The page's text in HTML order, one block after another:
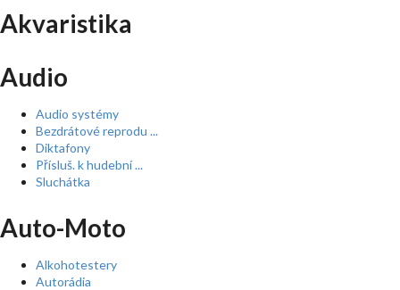
Akvaristika
Audio
Audio systémy
Bezdrátové reprodu ...
Diktafony
Přísluš. k hudební ...
Sluchátka
Auto-Moto
Alkohotestery
Autorádia